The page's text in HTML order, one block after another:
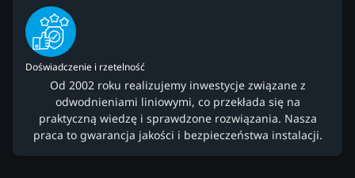
Doświadczenie i rzetelność
Od 2002 roku realizujemy inwestycje związane z
odwodnieniami liniowymi, co przekłada się na
praktyczną wiedzę i sprawdzone rozwiązania. Nasza
praca to gwarancja jakości i bezpieczeństwa instalacji.